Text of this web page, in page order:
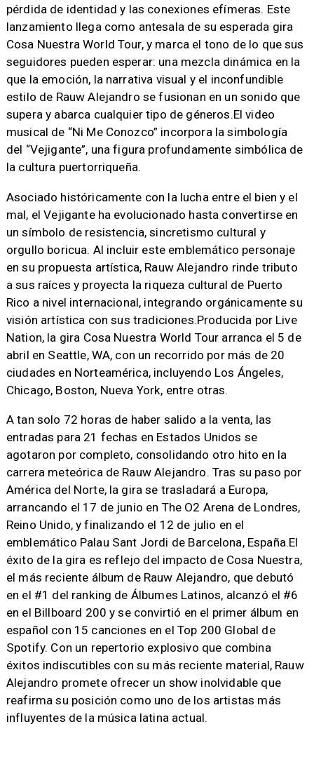
pérdida de identidad y las conexiones efímeras. Este
lanzamiento llega como antesala de su esperada gira
Cosa Nuestra World Tour, y marca el tono de lo que sus
seguidores pueden esperar: una mezcla dinámica en la
que la emoción, la narrativa visual y el inconfundible
estilo de Rauw Alejandro se fusionan en un sonido que
supera y abarca cualquier tipo de géneros.El video
musical de “Ni Me Conozco” incorpora la simbología
del “Vejigante”, una figura profundamente simbólica de
la cultura puertorriqueña.
Asociado históricamente con la lucha entre el bien y el
mal, el Vejigante ha evolucionado hasta convertirse en
un símbolo de resistencia, sincretismo cultural y
orgullo boricua. Al incluir este emblemático personaje
en su propuesta artística, Rauw Alejandro rinde tributo
a sus raíces y proyecta la riqueza cultural de Puerto
Rico a nivel internacional, integrando orgánicamente su
visión artística con sus tradiciones.Producida por Live
Nation, la gira Cosa Nuestra World Tour arranca el 5 de
abril en Seattle, WA, con un recorrido por más de 20
ciudades en Norteamérica, incluyendo Los Ángeles,
Chicago, Boston, Nueva York, entre otras.
A tan solo 72 horas de haber salido a la venta, las
entradas para 21 fechas en Estados Unidos se
agotaron por completo, consolidando otro hito en la
carrera meteórica de Rauw Alejandro. Tras su paso por
América del Norte, la gira se trasladará a Europa,
arrancando el 17 de junio en The O2 Arena de Londres,
Reino Unido, y finalizando el 12 de julio en el
emblemático Palau Sant Jordi de Barcelona, España.El
éxito de la gira es reflejo del impacto de Cosa Nuestra,
el más reciente álbum de Rauw Alejandro, que debutó
en el #1 del ranking de Álbumes Latinos, alcanzó el #6
en el Billboard 200 y se convirtió en el primer álbum en
español con 15 canciones en el Top 200 Global de
Spotify. Con un repertorio explosivo que combina
éxitos indiscutibles con su más reciente material, Rauw
Alejandro promete ofrecer un show inolvidable que
reafirma su posición como uno de los artistas más
influyentes de la música latina actual.